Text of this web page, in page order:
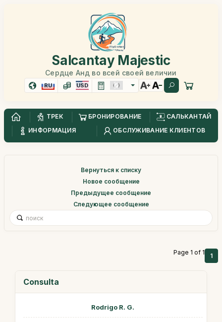
Salcantay Majestic
Сердце Анд во всей своей величии
RU USD
ТРЕК БРОНИРОВАНИЕ
САЛЬКАНТАЙ
ИНФОРМАЦИЯ
ОБСЛУЖИВАНИЕ КЛИЕНТОВ
Вернуться к списку
Новое сообщение
Предыдущее сообщение
Следующее сообщение
Page 1 of 1 1
Consulta
Rodrigo R. G.